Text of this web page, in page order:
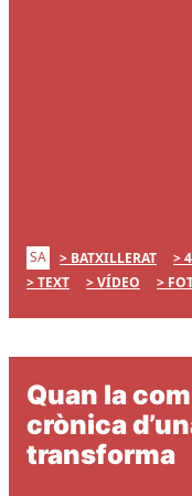
SA BATXILLERAT
TEXT
VÍDEO
Quan la
crònica
transforma